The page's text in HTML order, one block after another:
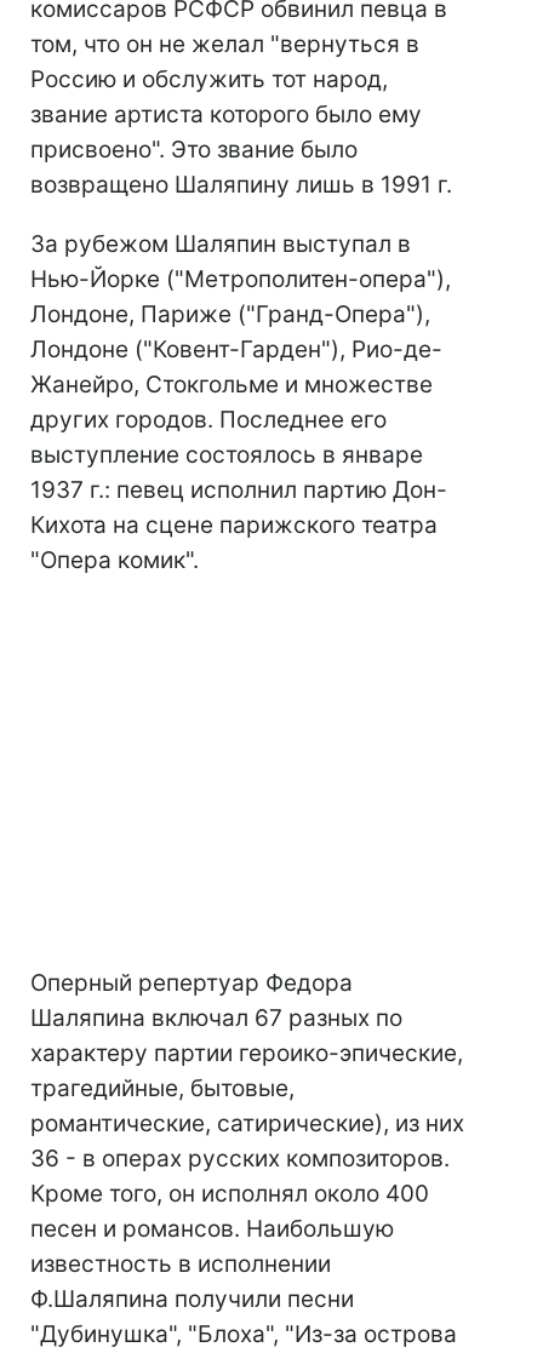
комиссаров РСФСР обвинил певца в
том, что он не желал "вернуться в
Россию и обслужить тот народ,
звание артиста которого было ему
присвоено". Это звание было
возвращено Шаляпину лишь в 1991 г.
За рубежом Шаляпин выступал в
Нью-Йорке ("Метрополитен-опера"),
Лондоне, Париже ("Гранд-Опера"),
Лондоне ("Ковент-Гарден"), Рио-де-
Жанейро, Стокгольме и множестве
других городов. Последнее его
выступление состоялось в январе
1937 г.: певец исполнил партию Дон-
Кихота на сцене парижского театра
"Опера комик".
Оперный репертуар Федора
Шаляпина включал 67 разных по
характеру партии героико-эпические,
трагедийные, бытовые,
романтические, сатирические), из них
36 - в операх русских композиторов.
Кроме того, он исполнял около 400
песен и романсов. Наибольшую
известность в исполнении
Ф.Шаляпина получили песни
"Дубинушка", "Блоха", "Из-за острова